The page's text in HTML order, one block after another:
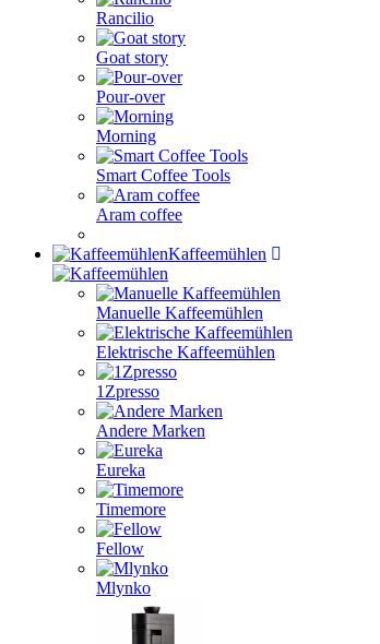
Rancilio
Goat story
Pour-over
Morning
Smart Coffee Tools
Aram coffee
Kaffeemühlen
Manuelle Kaffeemühlen
Elektrische Kaffeemühlen
1Zpresso
Andere Marken
Eureka
Timemore
Fellow
Mlynko